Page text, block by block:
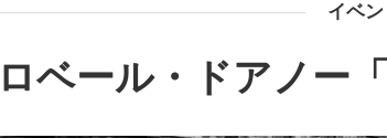
イベン
ロベール・ドアノー